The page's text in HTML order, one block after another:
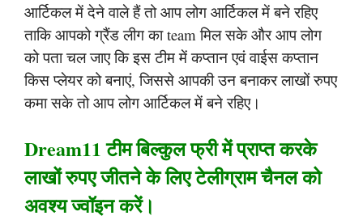
आर्टिकल में देने वाले हैं तो आप लोग आर्टिकल में बने रहिए
ताकि आपको ग्रैंड लीग का team मिल सके और आप लोग
को पता चल जाए कि इस टीम में कप्तान एवं वाईस कप्तान
किस प्लेयर को बनाएं, जिससे आपकी उन बनाकर लाखों रुपए
कमा सके तो आप लोग आर्टिकल में बने रहिए।
Dream11 टीम बिल्कुल फ्री में प्राप्त करके
लाखों रुपए जीतने के लिए टेलीग्राम चैनल को
अवश्य ज्वॉइन करें।